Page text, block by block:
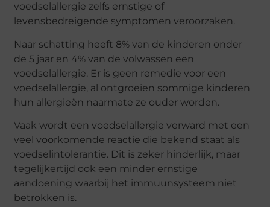
voedselallergie zelfs ernstige of
levensbedreigende symptomen veroorzaken.
Naar schatting heeft 8% van de kinderen onder
de 5 jaar en 4% van de volwassen een
voedselallergie. Er is geen remedie voor een
voedselallergie, al ontgroeien sommige kinderen
hun allergieën naarmate ze ouder worden.
Vaak wordt een voedselallergie verward met een
veel voorkomende reactie die bekend staat als
voedselintolerantie. Dit is zeker hinderlijk, maar
tegelijkertijd ook een minder ernstige
aandoening waarbij het immuunsysteem niet
betrokken is.